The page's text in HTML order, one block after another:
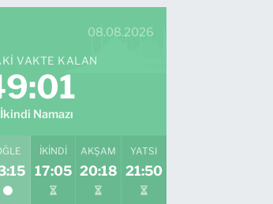
08.08.2026
VAKTE KALAN
İkindi Namazı
İKINDI
17:05
AKŞAM
20:18
YATSI
21:50